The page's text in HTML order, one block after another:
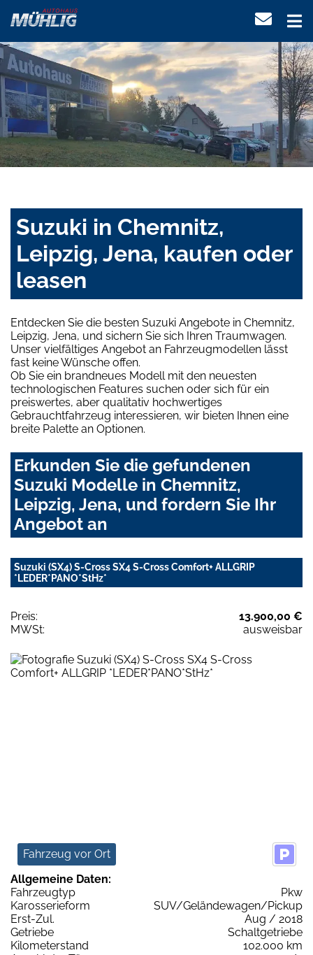
Suzuki in Chemnitz,
Leipzig, Jena, kaufen oder
leasen
Entdecken Sie die besten Suzuki Angebote in Chemnitz,
Leipzig, Jena, und sichern Sie sich Ihren Traumwagen.
Unser vielfältiges Angebot an Fahrzeugmodellen lässt
fast keine Wünsche offen.
Ob Sie ein brandneues Modell mit den neuesten
technologischen Features suchen oder sich für ein
preiswertes, aber qualitativ hochwertiges
Gebrauchtfahrzeug interessieren, wir bieten Ihnen eine
breite Palette an Optionen.
Erkunden Sie die gefundenen
Suzuki Modelle in Chemnitz,
Leipzig, Jena, und fordern Sie Ihr
Angebot an
Suzuki (SX4) S-Cross SX4 S-Cross Comfort+ ALLGRIP
*LEDER*PANO*StHz*
Preis:
13.900,00 €
MWSt:
ausweisbar
Fahrzeug vor Ort
Allgemeine Daten:
Fahrzeugtyp
Pkw
Karosserieform
SUV/Geländewagen/Pickup
Erst-Zul.
Aug / 2018
Getriebe
Schaltgetriebe
Kilometerstand
102.000 km